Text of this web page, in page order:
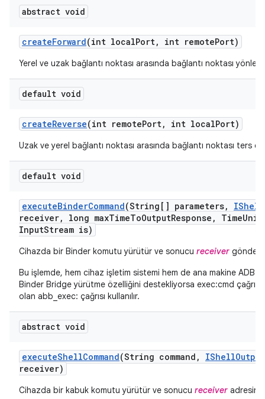
abstract void
createForward(int localPort, int remotePort)
Yerel ve uzak bağlantı noktası arasında bağlantı noktası
default void
createReverse(int remotePort, int localPort)
Uzak ve yerel bağlantı noktası arasında bağlantı noktası ters
default void
executeBinderCommand(String[] parameters, IShell
receiver, long maxTimeToOutputResponse , TimeUnit
InputStream is)
Cihazda bir Binder komutu yürütür ve sonucu receiver
Bu işlemde, hem cihaz işletim sistemi hem de ana makine ADB
Binder Bridge yürütme özelliğini destekliyorsa exec:cmd
olan abb_exec: çağrısı kullanılır.
abstract void
executeShellCommand(String command , IShellOutput
receiver)
Cihazda bir kabuk komutu yürütür ve sonucu receiver